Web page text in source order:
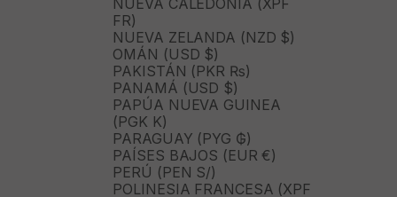
NUEVA CALEDONIA (XPF
FR)
NUEVA ZELANDA (NZD $)
OMÁN (USD $)
PAKISTÁN (PKR ₨)
PANAMÁ (USD $)
PAPÚA NUEVA GUINEA
(PGK K)
PARAGUAY (PYG ₲)
PAÍSES BAJOS (EUR €)
PERÚ (PEN S/)
POLINESIA FRANCESA (XPF